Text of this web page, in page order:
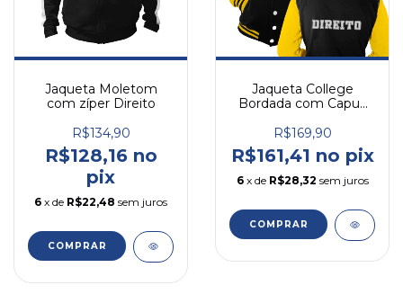
Jaqueta Moletom
com zíper Direito
R$134,90
R$128,16 no
pix
6 x de R$22,48 sem juros
COMPRAR
Jaqueta College
Bordada com Capuz
R$169,90
R$161,41 no pix
6 x de R$28,32 sem juros
COMPRAR